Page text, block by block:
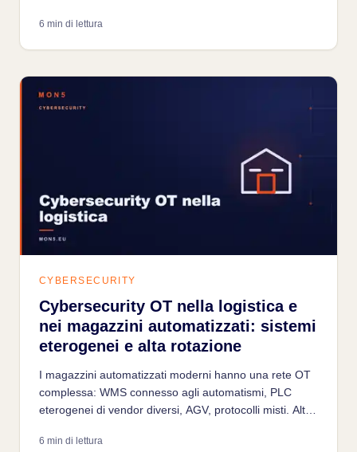
Instrumented System ha dimostrato che l'ultimo
6 min di lettura
CYBERSECURITY
Cybersecurity OT nella logistica e
nei magazzini automatizzati: sistemi
eterogenei e alta rotazione
I magazzini automatizzati moderni hanno una rete OT
complessa: WMS connesso agli automatismi, PLC
eterogenei di vendor diversi, AGV, protocolli misti. Alta
integrazione con ERP rompono la segmentazione. Un
6 min di lettura